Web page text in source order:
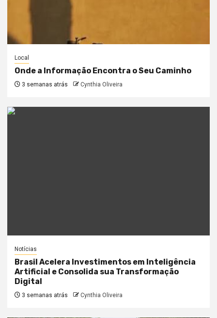
Local
Onde a Informação Encontra o Seu Caminho
3 semanas atrás Cynthia Oliveira
Notícias
Brasil Acelera Investimentos em Inteligência
Artificial e Consolida sua Transformação
Digital
3 semanas atrás Cynthia Oliveira